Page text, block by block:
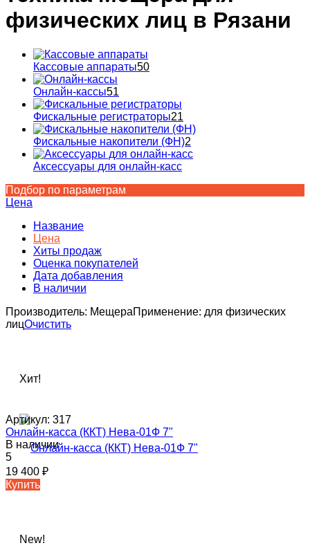
физических лиц в Рязани
Кассовые аппараты50
Онлайн-кассы51
Фискальные регистраторы21
Фискальные накопители (ФН)2
Аксессуары для онлайн-касс
Подбор по параметрам
Цена
Название
Цена
Хиты продаж
Оценка покупателей
Дата добавления
В наличии
Производитель: МещераПрименение: для физических
лицОчистить
Хит!
Артикул: 317
Онлайн-касса (ККТ) Нева-01Ф 7"
В наличии
5
19 400 ₽
Купить
New!